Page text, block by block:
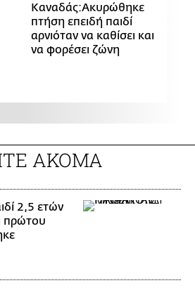
Καναδάς:Ακυρώθηκε
πτήση επειδή παιδί
αρνιόταν να καθίσει και
να φορέσει ζώνη
ΑΚΟΜΑ
2,5 ετών
πρώτου